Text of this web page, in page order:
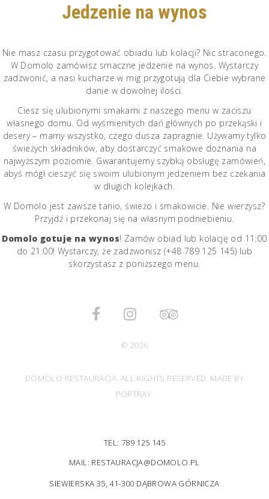
Jedzenie na wynos
Nie masz czasu przygotować obiadu lub kolacji? Nic straconego.
W Domolo zamówisz smaczne jedzenie na wynos. Wystarczy
zadzwonić, a nasi kucharze w mig przygotują dla Ciebie wybrane
danie w dowolnej ilości.
Ciesz się ulubionymi smakami z naszego menu w zaciszu
własnego domu. Od wyśmienitych dań głównych po przekąski i
desery – mamy wszystko, czego dusza zapragnie. Używamy tylko
świeżych składników, aby dostarczyć smakowe doznania na
najwyższym poziomie. Gwarantujemy szybką obsługę zamówień,
abyś mógł cieszyć się swoim ulubionym jedzeniem bez czekania
w długich kolejkach.
W Domolo jest zawsze tanio, świeżo i smakowicie. Nie wierzysz?
Przyjdź i przekonaj się na własnym podniebieniu.
Domolo gotuje na wynos! Zamów obiad lub kolację od 11:00
do 21:00! Wystarczy, że zadzwonisz (+48 789 125 145) lub
skorzystasz z poniższego menu.
© 2026
DOMOLO RESTAURACJA. ALL RIGHTS RESERVED. MADE BY
PORTRAY.
TEL: 789 125 145
MAIL: RESTAURACJA@DOMOLO.PL
SIEWIERSKA 35, 41-300 DĄBROWA GÓRNICZA